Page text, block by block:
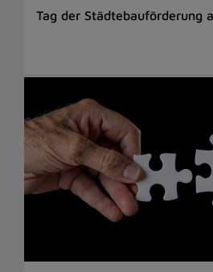
Tag der Städtebauförderung